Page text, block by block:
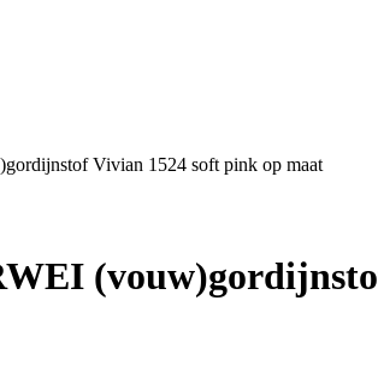
Vivian 1524 soft pink op maat